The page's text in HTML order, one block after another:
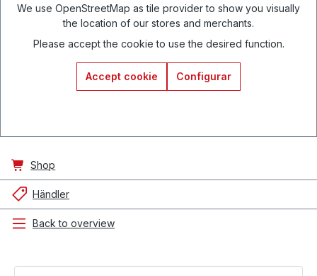
We use OpenStreetMap as tile provider to show you visually
the location of our stores and merchants.
Please accept the cookie to use the desired function.
Accept cookie Configurar
Shop
Händler
Back to overview